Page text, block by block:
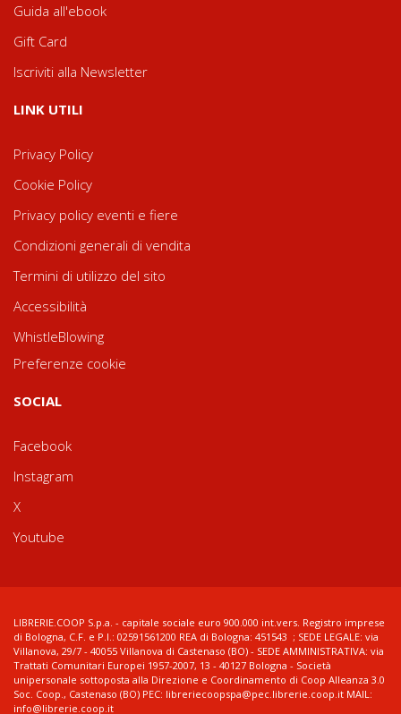
Guida all'ebook
Gift Card
Iscriviti alla Newsletter
LINK UTILI
Privacy Policy
Cookie Policy
Privacy policy eventi e fiere
Condizioni generali di vendita
Termini di utilizzo del sito
Accessibilità
WhistleBlowing
Preferenze cookie
SOCIAL
Facebook
Instagram
X
Youtube
LIBRERIE.COOP S.p.a. - capitale sociale euro 900.000 int.vers. Registro imprese
di Bologna, C.F. e P.I.: 02591561200 REA di Bologna: 451543 ; SEDE LEGALE: via
Villanova, 29/7 - 40055 Villanova di Castenaso (BO) - SEDE AMMINISTRATIVA: via
Trattati Comunitari Europei 1957-2007, 13 - 40127 Bologna - Società
unipersonale sottoposta alla Direzione e Coordinamento di Coop Alleanza 3.0
Soc. Coop., Castenaso (BO) PEC: libreriecoopspa@pec.librerie.coop.it MAIL:
info@librerie.coop.it